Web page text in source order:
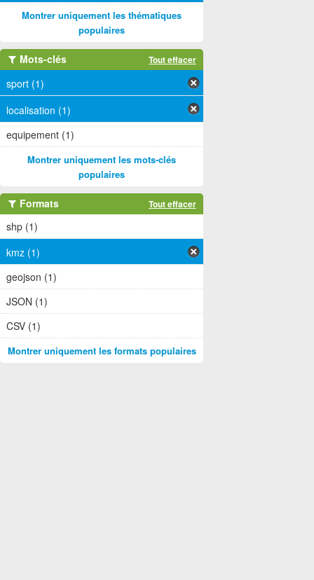
Montrer uniquement les thématiques
populaires
Mots-clés Tout effacer
sport (1)
localisation (1)
equipement (1)
Montrer uniquement les mots-clés
populaires
Formats Tout effacer
shp (1)
kmz (1)
geojson (1)
JSON (1)
CSV (1)
Montrer uniquement les formats populaires